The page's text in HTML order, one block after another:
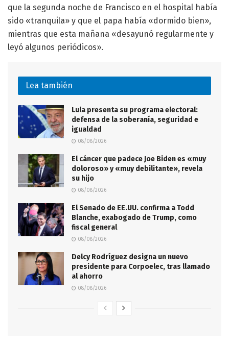
que la segunda noche de Francisco en el hospital había
sido «tranquila» y que el papa había «dormido bien»,
mientras que esta mañana «desayunó regularmente y
leyó algunos periódicos».
Lea también
Lula presenta su programa electoral:
defensa de la soberanía, seguridad e
igualdad
08/08/2026
El cáncer que padece Joe Biden es «muy
doloroso» y «muy debilitante», revela
su hijo
08/08/2026
El Senado de EE.UU. confirma a Todd
Blanche, exabogado de Trump, como
fiscal general
08/08/2026
Delcy Rodríguez designa un nuevo
presidente para Corpoelec, tras llamado
al ahorro
08/08/2026